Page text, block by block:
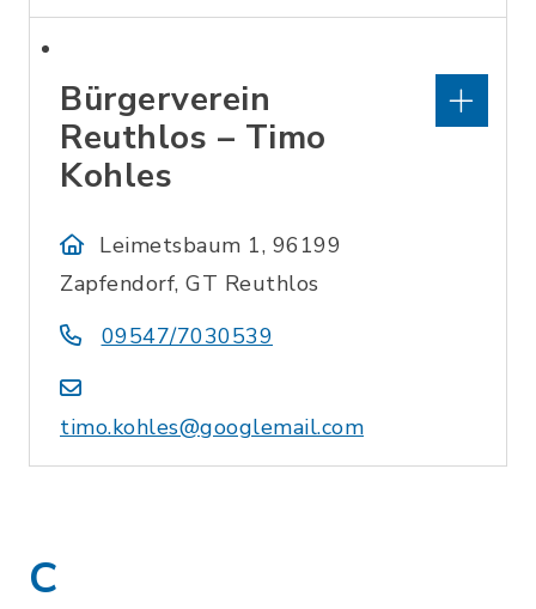
Bürgerverein
Reuthlos – Timo
Kohles
Leimetsbaum 1, 96199
Zapfendorf, GT Reuthlos
09547/7030539
timo.kohles@googlemail.com
C